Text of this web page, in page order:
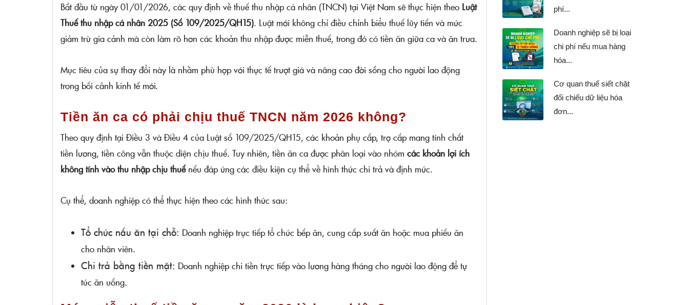
Bắt đầu từ ngày 01/01/2026, các quy định về thuế thu nhập cá nhân (TNCN) tại Việt Nam sẽ thực hiện theo Luật
Thuế thu nhập cá nhân 2025 (Số 109/2025/QH15). Luật mới không chỉ điều chỉnh biểu thuế lũy tiến và mức
giảm trừ gia cảnh mà còn làm rõ hơn các khoản thu nhập được miễn thuế, trong đó có tiền ăn giữa ca và ăn trưa.
Mục tiêu của sự thay đổi này là nhằm phù hợp với thực tế trượt giá và nâng cao đời sống cho người lao động
trong bối cảnh kinh tế mới.
Tiền ăn ca có phải chịu thuế TNCN năm 2026 không?
Theo quy định tại Điều 3 và Điều 4 của Luật số 109/2025/QH15, các khoản phụ cấp, trợ cấp mang tính chất
tiền lương, tiền công vẫn thuộc diện chịu thuế. Tuy nhiên, tiền ăn ca được phân loại vào nhóm các khoản lợi ích
không tính vào thu nhập chịu thuếnếu đáp ứng các điều kiện cụ thể về hình thức chi trả và định mức.
Cụ thể, doanh nghiệp có thể thực hiện theo các hình thức sau:
Tổ chức nấu ăn tại chỗ: Doanh nghiệp trực tiếp tổ chức bếp ăn, cung cấp suất ăn hoặc mua phiếu ăn
cho nhân viên.
Chi trả bằng tiền mặt: Doanh nghiệp chi tiền trực tiếp vào lương hàng tháng cho người lao động để tự
túc ăn uống.
phí...
Doanh nghiệp sẽ bị loại
chi phí nếu mua hàng
hóa...
Cơ quan thuế siết chặt
đối chiếu dữ liệu hóa
đơn...